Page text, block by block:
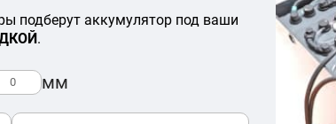
подберут аккумулятор под ваши
.
мм